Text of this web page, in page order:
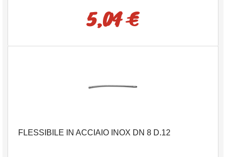
5,04 €
FLESSIBILE IN ACCIAIO INOX DN 8 D.12